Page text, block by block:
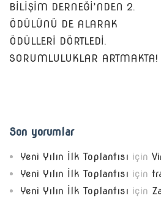
BİLİŞİM DERNEĞİ’NDEN 2.
ÖDÜLÜNÜ DE ALARAK
ÖDÜLLERİ DÖRTLEDİ.
SORUMLULUKLAR ARTMAKTA!
Son yorumlar
Yeni Yılın İlk Toplantısı için
Yeni Yılın İlk Toplantısı için
Yeni Yılın İlk Toplantısı için